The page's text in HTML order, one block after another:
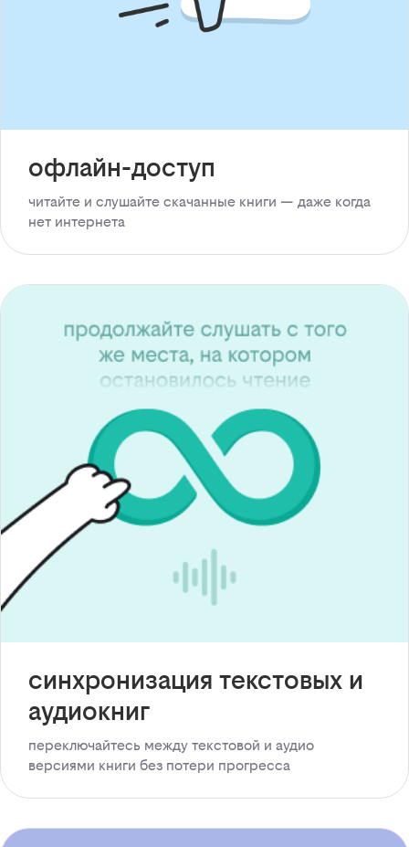
офлайн-доступ
читайте и слушайте скачанные книги — даже когда
нет интернета
синхронизация текстовых и
аудиокниг
переключайтесь между текстовой и аудио
версиями книги без потери прогресса